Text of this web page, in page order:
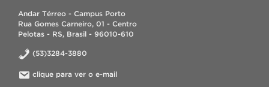
Andar Térreo - Campus Porto
Rua Gomes Carneiro, 01 - Centro
Pelotas - RS, Brasil - 96010-610
(53)3284-3880
clique para ver o e-mail